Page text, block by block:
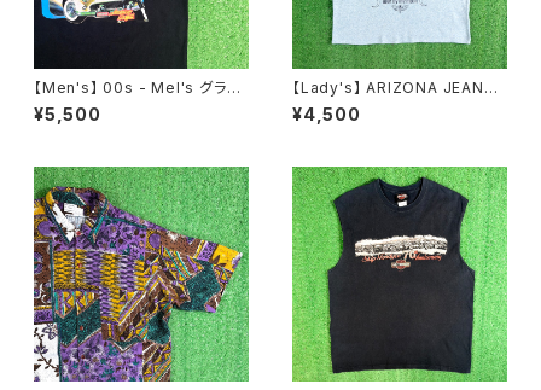
【Men's】 00s - Mel's グラフ
ィック Tシャツ / ティーシャツ T
-Shirt 古着 レストラン Americ
¥5,500
【Lady's】 ARIZONA JEANS
CO サン・ムーン モチーフ リン
ガー Tシャツ / ティーシャツ T-
¥4,500